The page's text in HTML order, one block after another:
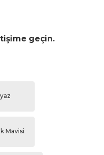
geçin.